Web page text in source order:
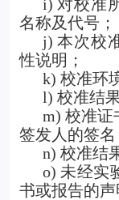
i) 对校准
名称及代号；
j) 本次校
性说明；
k) 校准环
l) 校准结
m) 校准证
签发人的签名
n) 校准结
o) 未经实
书或报告的声